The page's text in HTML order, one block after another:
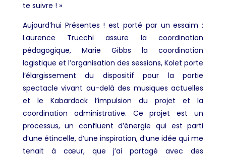
te suivre ! »
Aujourd’hui Présentes ! est porté par un essaim :
Laurence Trucchi assure la coordination
pédagogique, Marie Gibbs la coordination
logistique et l’organisation des sessions, Kolet porte
l’élargissement du dispositif pour la partie
spectacle vivant au-delà des musiques actuelles
et le Kabardock l’impulsion du projet et la
coordination administrative.
Ce projet est un
processus, un confluent d’énergie qui est parti
d’une étincelle, d’une inspiration, d’une idée qui me
tenait à cœur, que j’ai partagé avec des